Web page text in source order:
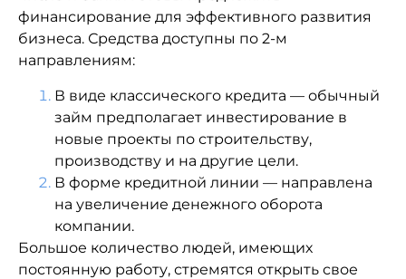
финансирование для эффективного развития
бизнеса. Средства доступны по 2-м
направлениям:
В виде классического кредита — обычный
займ предполагает инвестирование в
новые проекты по строительству,
производству и на другие цели.
В форме кредитной линии — направлена
на увеличение денежного оборота
компании.
Большое количество людей, имеющих
постоянную работу, стремятся открыть свое